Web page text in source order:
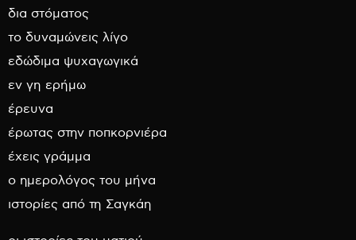
δια στόματος
το δυναμώνεις λίγο
εδώδιμα ψυχαγωγικά
εν γη ερήμω
έρευνα
έρωτας στην ποπκορνιέρα
έχεις γράμμα
ο ημερολόγος του μήνα
ιστορίες από τη Σαγκάη